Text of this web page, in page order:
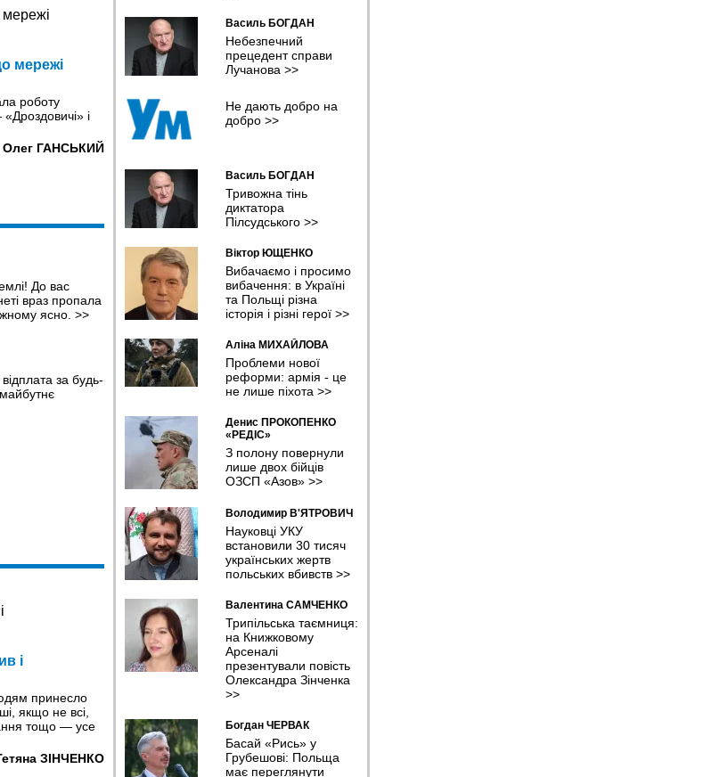
мережі
роботу
і
Олег ГАНСЬКИЙ
До вас
враз пропала
ясно. >>
за будь-
і
принесло
якщо не всі,
тощо — усе
ЗІНЧЕНКО
Шокуюча статистика: мільйони
українців покинули країну й іноземці з
десятків країн потрапили в полон в
Україні - омбудсмен
Китайський Маск. Копія
американського мільярдера смажить
У липні Сили оборони уразили
рекордну кількість російських НПЗ,
танкерів та трубопровідної
19:22 04.08.2026
Місіс Земля Інтернешенл-2026 стала
красуня з Рівного
17:14 04.08.2026
Висновки для майбутнього:
єврокубкову кваліфікацію продовжить
лише «Шахтар»?
16:19 04.08.2026
Василь БОГДАН
Небезпечний
прецедент справи
Лучанова >>
Не дають добро на
добро>>
Василь БОГДАН
Тривожна тінь
диктатора
Пілсудського>>
Віктор ЮЩЕНКО
Вибачаємо і просимо
вибачення: в Україні
та Польщі різна
історія і різні герої>>
Аліна МИХАЙЛОВА
Проблеми нової
реформи: армія - це
не лише піхота >>
Денис ПРОКОПЕНКО
«РЕДІС»
З полону повернули
лише двох бійців
ОЗСП «Азов»>>
Володимир В'ЯТРОВИЧ
Науковці УКУ
встановили 30 тисяч
українських жертв
польських вбивств>>
Валентина САМЧЕНКО
Трипільська таємниця:
на Книжковому
Арсеналі
презентували повість
Олександра Зінченка
>>
Богдан ЧЕРВАК
Басай «Рись» у
Грубешові: Польща
має переглянути